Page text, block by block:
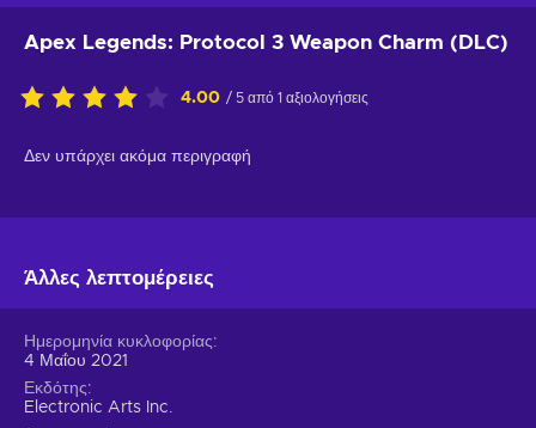
Apex Legends: Protocol 3 Weapon Charm (DLC)
4.00 / 5 από 1 αξιολογήσεις
Δεν υπάρχει ακόμα περιγραφή
Άλλες λεπτομέρειες
Ημερομηνία κυκλοφορίας
4 Μαΐου 2021
Εκδότης
Electronic Arts Inc.